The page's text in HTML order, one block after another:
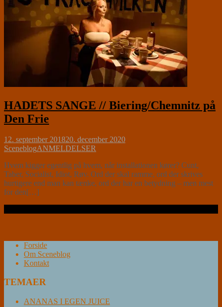
HADETS SANGE // Biering/Chemnitz på
Den Frie
12. september 201820. december 2020
SceneblogANMELDELSER
Hvem kigger egentlig på hvem, når installationen kører? Cunt,
Taber, Socialist, Idiot, Røv. Ord der skal ramme, ord der skrives
hurtigere end man kan tænke, ord der har en betydning – men mest
for den[…]
Forside
Om Sceneblog
Kontakt
TEMAER
ANANAS I EGEN JUICE